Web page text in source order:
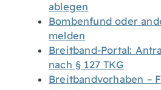
ablegen
Bombenfund oder
melden
Breitband-Portal:
nach § 127 TKG
Breitbandvorhaben –